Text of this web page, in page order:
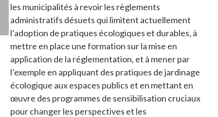
les municipalités à revoir les règlements
administratifs désuets qui limitent actuellement
l’adoption de pratiques écologiques et durables, à
mettre en place une formation sur la mise en
application de la réglementation, et à mener par
l’exemple en appliquant des pratiques de jardinage
écologique aux espaces publics et en mettant en
œuvre des programmes de sensibilisation cruciaux
pour changer les perspectives et les